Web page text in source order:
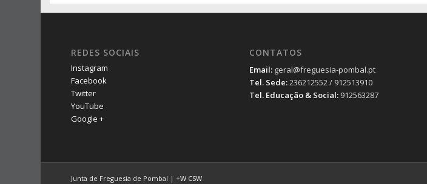
REDES SOCIAIS
Instagram
Facebook
Twitter
YouTube
Google +
CONTATOS
Email: geral@freguesia-pombal.pt
Tel. Sede:236212552 / 912513910
Tel. Educação & Social: 912563287
Junta de Freguesia de Pombal |+W CSW